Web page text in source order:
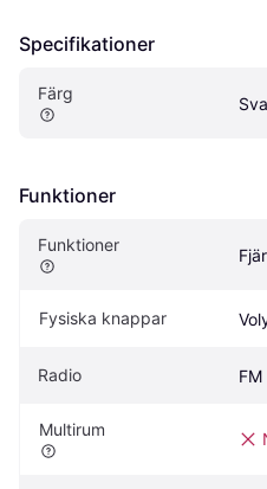
Specifikationer
Färg
Funktioner
Funktioner
Fysiska knappar
Radio FM
Multirum